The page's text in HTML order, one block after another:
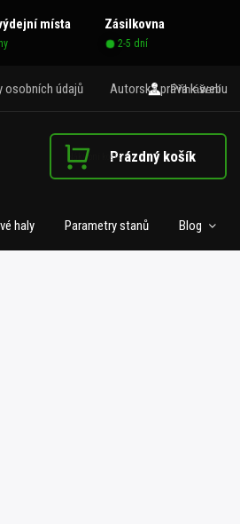
místa Zásilkovna
2-5 dní
osobních údajů Autorská práva k webu
Přihlášení
Nákupní košíkPrázdný košík
haly Parametry stanů Blog